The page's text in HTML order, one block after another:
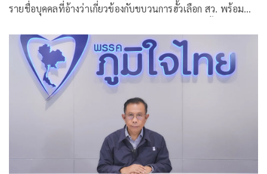
รายชื่อบุคคลที่อ้างว่าเกี่ยวข้องกับขบวนการฮั้วเลือก สว. พร้อม
ขังคดี ม.112 เป็นความผิดพลาด ที่จะยิ่งทำให้ประชาชนกลับมา
เห็นใจกรณีฮั้ว สว.มากขึ้น